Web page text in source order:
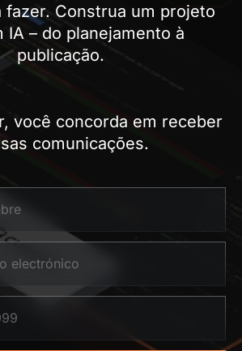
fazer. Construa um projeto
IA – do planejamento à
publicação.
você concorda em receber
comunicações.